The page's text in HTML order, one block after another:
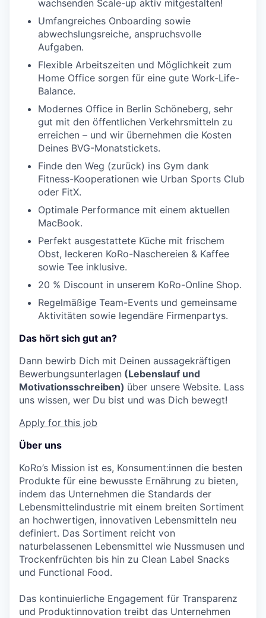
wachsenden Scale-up aktiv mitgestalten!
Umfangreiches Onboarding sowie
abwechslungsreiche, anspruchsvolle
Aufgaben.
Flexible Arbeitszeiten und Möglichkeit zum
Home Office sorgen für eine gute Work-Life-
Balance.
Modernes Office in Berlin Schöneberg, sehr
gut mit den öffentlichen Verkehrsmitteln zu
erreichen – und wir übernehmen die Kosten
Deines BVG-Monatstickets.
Finde den Weg (zurück) ins Gym dank
Fitness-Kooperationen wie Urban Sports Club
oder FitX.
Optimale Performance mit einem aktuellen
MacBook.
Perfekt ausgestattete Küche mit frischem
Obst, leckeren KoRo-Naschereien & Kaffee
sowie Tee inklusive.
20 % Discount in unserem KoRo-Online Shop.
Regelmäßige Team-Events und gemeinsame
Aktivitäten sowie legendäre Firmenpartys.
Das hört sich gut an?
Dann bewirb Dich mit Deinen aussagekräftigen
Bewerbungsunterlagen (Lebenslauf und
Motivationsschreiben) über unsere Website. Lass
uns wissen, wer Du bist und was Dich bewegt!
Apply for this job
Über uns
KoRo’s Mission ist es, Konsument:innen die besten
Produkte für eine bewusste Ernährung zu bieten,
indem das Unternehmen die Standards der
Lebensmittelindustrie mit einem breiten Sortiment
an hochwertigen, innovativen Lebensmitteln neu
definiert. Das Sortiment reicht von
naturbelassenen Lebensmittel wie Nussmusen und
Trockenfrüchten bis hin zu Clean Label Snacks
und Functional Food.
Das kontinuierliche Engagement für Transparenz
und Produktinnovation treibt das Unternehmen